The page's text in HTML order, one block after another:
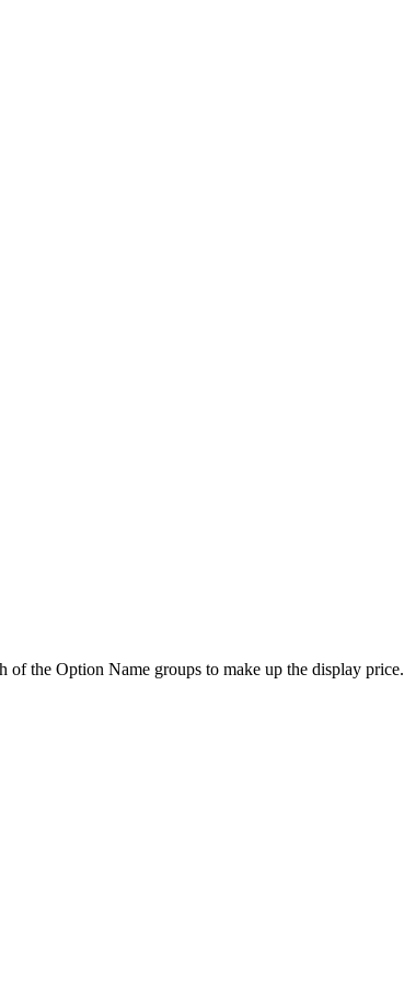
of the Option Name groups to make up the display price.